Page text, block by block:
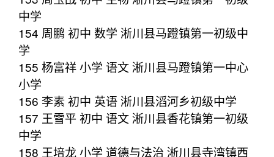
中学
154 周鹏 初中 数学 淅川县马蹬镇第一初级中
学
155 杨富祥 小学 语文 淅川县马蹬镇第一中心
小学
156 李素 初中 英语 淅川县滔河乡初级中学
157 王雪平 初中 语文 淅川县香花镇第一初级
中学
158 王培龙 小学 道德与法治 淅川县寺湾镇西